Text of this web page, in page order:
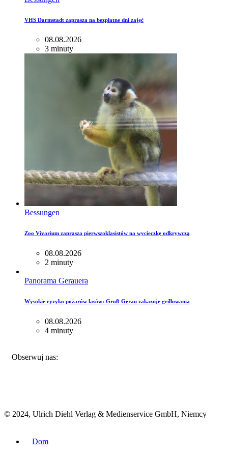
VHS Darmstadt zaprasza na bezpłatne dni zajęć
08.08.2026
3 minuty
Bessungen
Zoo Vivarium zaprasza pierwszoklasistów na wycieczkę odkrywczą
08.08.2026
2 minuty
Panorama Gerauera
Wysokie ryzyko pożarów lasów: Groß-Gerau zakazuje grillowania
08.08.2026
4 minuty
Obserwuj nas:
© 2024, Ulrich Diehl Verlag & Medienservice GmbH, Niemcy
Dom